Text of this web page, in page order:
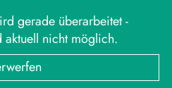
gerade überarbeitet -
aktuell nicht möglich.
MARKT